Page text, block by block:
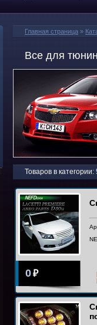
Главная страница »
Все для
Товаров в категории:
0₽